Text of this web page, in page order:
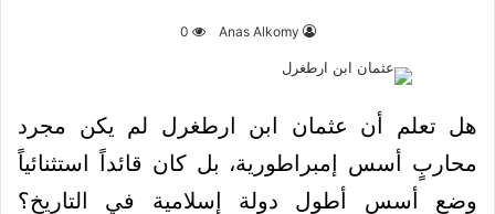
Anas Alkomy
0
هل تعلم أن عثمان ابن ارطغرل لم يكن مجرد
محاربٍ أسس إمبراطورية، بل كان قائداً استثنائياً
وضع أسس أطول دولة إسلامية في التاريخ؟